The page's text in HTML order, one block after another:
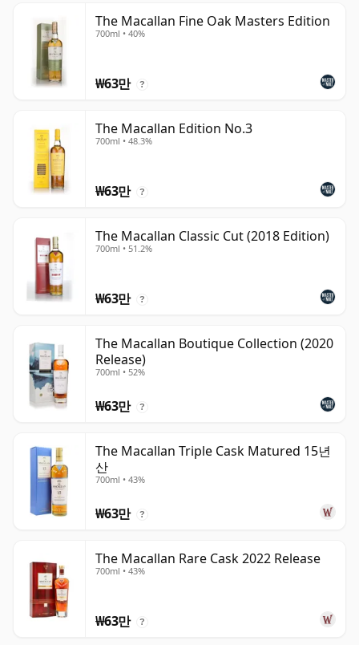
The Macallan Fine Oak Masters Edition
700ml • 40%
₩63만 ?
The Macallan Edition No.3
700ml • 48.3%
₩63만 ?
The Macallan Classic Cut (2018 Edition)
700ml • 51.2%
₩63만 ?
The Macallan Boutique Collection (2020
Release)
700ml • 52%
₩63만 ?
The Macallan Triple Cask Matured 15년
산
700ml • 43%
₩63만 ?
The Macallan Rare Cask 2022 Release
700ml • 43%
₩63만 ?